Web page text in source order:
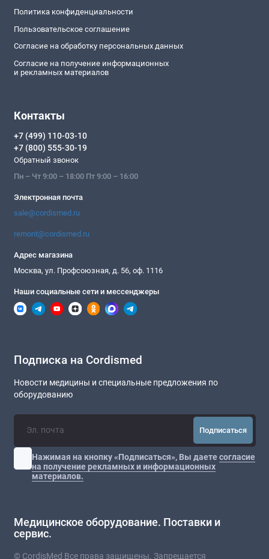
Политика конфиденциальности
Пользовательское соглашение
Согласие на обработку персональных данных
Согласие на получение информационных
и рекламных материалов
Контакты
+7 (499) 110-03-10
+7 (800) 555-30-19
Обратный звонок
Пн – Чт 9:00 – 18:00 Пт 9:00 – 16:00
Электронная почта
sale@cordismed.ru
remont@cordismed.ru
Адрес магазина
Москва, ул. Профсоюзная, д. 56, оф. 1116
Наши социальные сети и мессенджеры
Подписка на Cordismed
Новости медицины и специальные предложения по
оборудованию
Подписаться
Нажимая на кнопку «Подписаться», Вы даетесогласие
на получение рекламных и информационных
материалов.
Медицинское оборудование. Поставки и
сервис.
© CordisMed Все права защищены. Запрещается